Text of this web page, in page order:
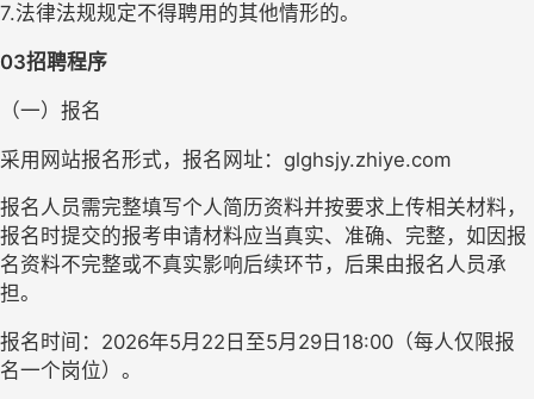
7.法律法规规定不得聘用的其他情形的。
03招聘程序
（一）报名
采用网站报名形式，报名网址：glghsjy.zhiye.com
报名人员需完整填写个人简历资料并按要求上传相关材料，
报名时提交的报考申请材料应当真实、准确、完整，如因报
名资料不完整或不真实影响后续环节，后果由报名人员承
担。
报名时间：2026年5月22日至5月29日18:00（每人仅限报
名一个岗位）。